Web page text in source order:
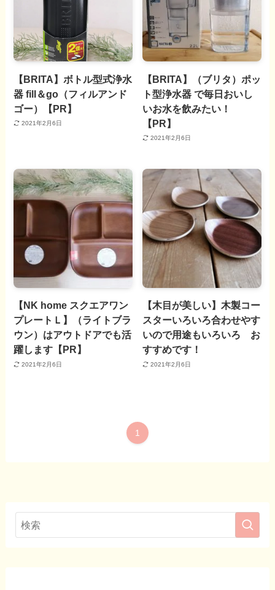
【BRITA】ボトル型式浄水
器 fill＆go（フィルアンド
ゴー）【PR】
2021年2月6日
【BRITA】（ブリタ）ポッ
ト型浄水器 で毎日おいし
いお水を飲みたい！
【PR】
2021年2月6日
【NK home スクエアワン
プレートＬ】（ライトブラ
ウン）はアウトドアでも活
躍します【PR】
2021年2月6日
【木目が美しい】木製コー
スターいろいろ合わせやす
いので用途もいろいろ お
すすめです！
2021年2月6日
1